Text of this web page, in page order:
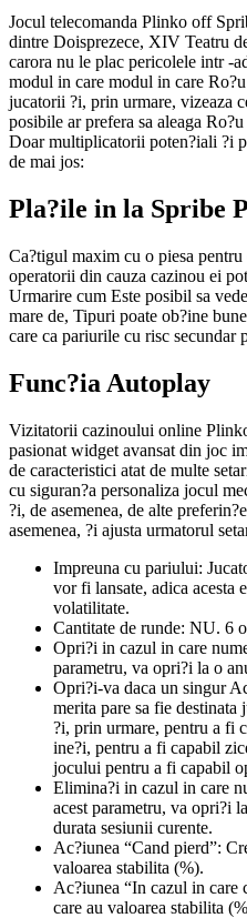
Jocul telecomanda Plinko off
dintre Doisprezece, XIV Teatru
carora nu le plac pericolele intr -
modul in care modul in care
jucatorii ?i, prin urmare, vizeaza
posibile ar prefera sa aleaga
Doar multiplicatorii poten?iali ?i
de mai jos:
Pla?ile in la Spribe
Ca?tigul maxim cu o piesa
operatorii din cauza cazinou ei
Urmarire cum Este posibil sa
mare de, Tipuri poate ob?ine
care ca pariurile cu risc secundar
Func?ia Autoplay
Vizitatorii cazinoului online
pasionat widget avansat din joc
de caracteristici atat de multe
cu siguran?a personaliza jocul
?i, de asemenea, de alte
asemenea, ?i ajusta urmatorul
Impreuna cu pariului:
vor fi lansate, adica acesta
volatilitate.
Cantitate de runde: NU. 6
Opri?i in cazul in care
parametru, va opri?i la o
Opri?i-va daca un singur
merita pare sa fie
?i, prin urmare, pentru a fi
ine?i, pentru a fi capabil
jocului pentru a fi capabil
Elimina?i in cazul in care
acest parametru, va opri?i
durata sesiunii curente.
Ac?iunea “Cand pierd”:
valoarea stabilita (%).
Ac?iunea “In cazul in care
care au valoarea stabilita